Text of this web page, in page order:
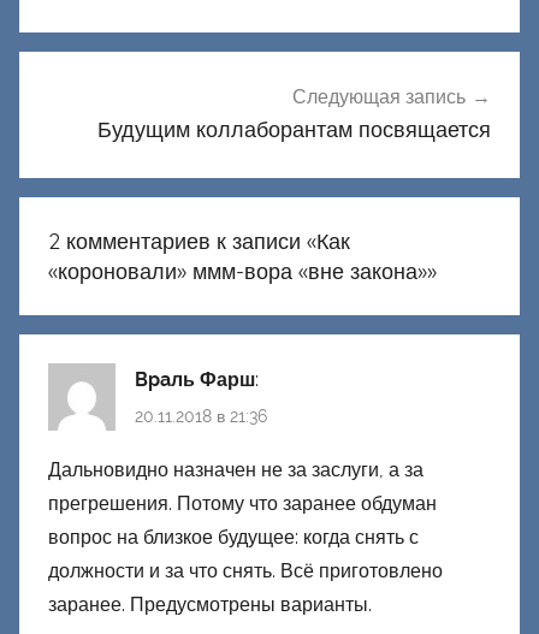
Следующая запись
Будущим коллаборантам посвящается
2 комментариев к записи «Как
«короновали» ммм-вора «вне закона»»
Bpaль Фарш:
20.11.2018 в 21:36
Дальновидно назначен не за заслуги, а за
прегрешения. Потому что заранее обдуман
вопрос на близкое будущее: когда снять с
должности и за что снять. Всё приготовлено
заранее. Предусмотрены варианты.